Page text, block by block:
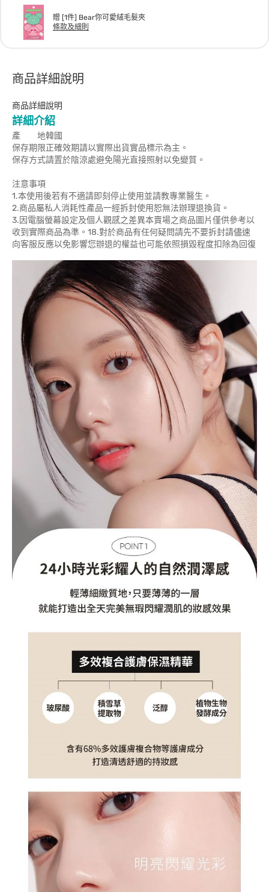
贈 [1件] Bear你可愛絨毛髮夾
條款及細則
商品詳細說明
商品詳細說明
詳細介紹
產 地韓國
保存期限正確效期請以實際出貨實品標示為主。
保存方式請置於陰涼處避免陽光直接照射以免變質。
注意事項
1.本使用後若有不適請即刻停止使用並請教專業醫生。
2.商品屬私人消耗性產品一經拆封使用恕無法辦理退換貨。
3.因電腦螢幕設定及個人觀感之差異本賣場之商品圖片僅供參考以
收到實際商品為準。18.對於商品有任何疑問請先不要拆封請儘速
向客服反應以免影響您辦退的權益也可能依照損毀程度扣除為回復